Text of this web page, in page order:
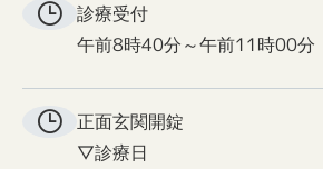
診療受付
午前8時40分～午前11時00分
正面玄関開錠
▽診療日